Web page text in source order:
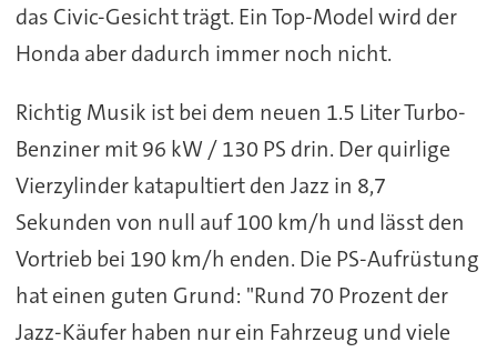
das Civic-Gesicht trägt. Ein Top-Model wird der
Honda aber dadurch immer noch nicht.
Richtig Musik ist bei dem neuen 1.5 Liter Turbo-
Benziner mit 96 kW / 130 PS drin. Der quirlige
Vierzylinder katapultiert den Jazz in 8,7
Sekunden von null auf 100 km/h und lässt den
Vortrieb bei 190 km/h enden. Die PS-Aufrüstung
hat einen guten Grund: "Rund 70 Prozent der
Jazz-Käufer haben nur ein Fahrzeug und viele